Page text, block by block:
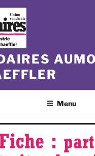
Menu